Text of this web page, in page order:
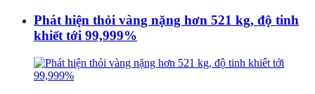
Phát hiện thỏi vàng nặng hơn 521 kg, độ tinh
khiết tới 99,999%